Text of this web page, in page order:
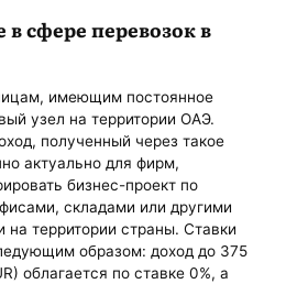
сфере перевозок в
имеющим постоянное
узел на территории ОАЭ.
полученный через такое
актуально для фирм,
бизнес-проект по
складами или другими
территории страны. Ставки
образом: доход до 375
облагается по ставке 0%, а